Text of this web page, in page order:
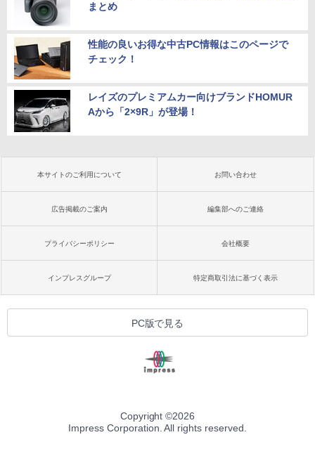
まとめ
性能の良いお得な中古PC情報はこのページで
チェック！
レイズのプレミアムカー向けブランドHOMUR
Aから「2×9R」が登場！
本サイトのご利用について お問い合わせ
広告掲載のご案内 編集部へのご連絡
プライバシーポリシー 会社概要
インプレスグループ 特定商取引法に基づく表示
PC版で見る
Copyright ©2026
Impress Corporation. All rights reserved.